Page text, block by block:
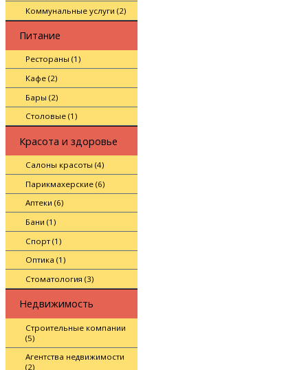
Коммунальные услуги (2)
Питание
Рестораны (1)
Кафе (2)
Бары (2)
Столовые (1)
Красота и здоровье
Салоны красоты (4)
Парикмахерские (6)
Аптеки (6)
Бани (1)
Спорт (1)
Оптика (1)
Стоматология (3)
Недвижимость
Строительные компании
(5)
Агентства недвижимости
(2)